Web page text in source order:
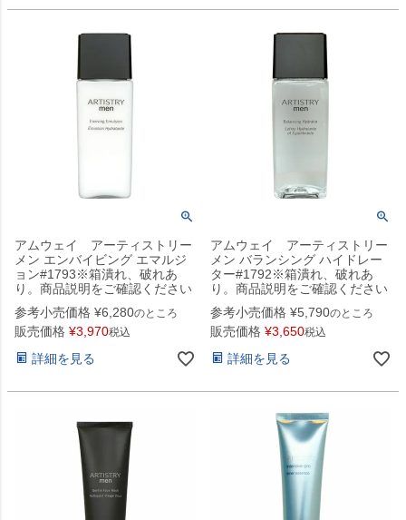
アムウェイ アーティストリー
メン エンバイビング エマルジ
ョン#1793※箱潰れ、破れあ
り。商品説明をご確認ください
参考小売価格 ¥6,280のところ
販売価格 ¥3,970税込
詳細を見る
アムウェイ アーティストリー
メン バランシング ハイドレー
ター#1792※箱潰れ、破れあ
り。商品説明をご確認ください
参考小売価格 ¥5,790のところ
販売価格 ¥3,650税込
詳細を見る